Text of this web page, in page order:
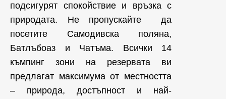
подсигурят спокойствие и връзка с
природата. Не пропускайте да
посетите Самодивска поляна,
Батлъбоаз и Чатъма. Всички 14
къмпинг зони на резервата ви
предлагат максимума от местността
– природа, достъпност и най-